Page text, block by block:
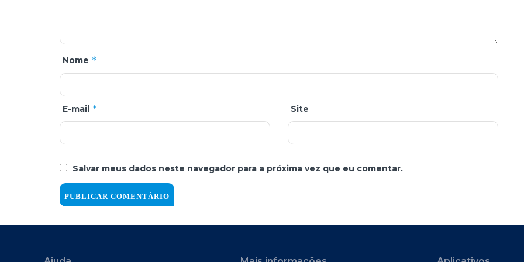
Nome *
E-mail * Site
Salvar meus dados neste navegador para a próxima vez que eu comentar.